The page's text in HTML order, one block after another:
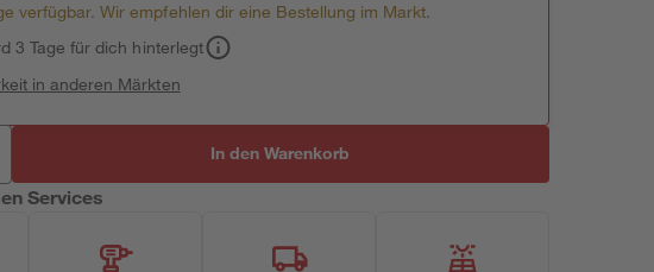
verfügbar. Wir empfehlen dir eine Bestellung im Markt.
3 Tage für dich hinterlegt
in anderen Märkten
In den Warenkorb
Services